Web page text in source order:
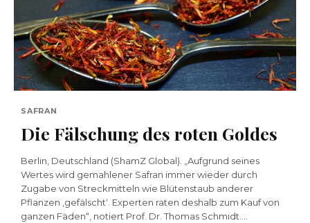
SAFRAN
Die Fälschung des roten Goldes
Berlin, Deutschland (ShamZ Global). „Aufgrund seines
Wertes wird gemahlener Safran immer wieder durch
Zugabe von Streckmitteln wie Blütenstaub anderer
Pflanzen ‚gefälscht‘. Experten raten deshalb zum Kauf von
ganzen Fäden“, notiert Prof. Dr. Thomas Schmidt....